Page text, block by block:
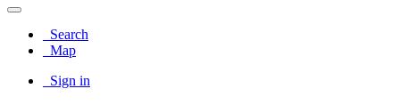
Search
Map
Sign in